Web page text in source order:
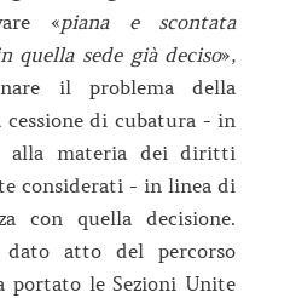
«piana e scontata
quella sede già deciso»,
il problema della
di cubatura - in
alla materia dei diritti
considerati - in linea di
con quella decisione.
dato atto del percorso
portato le Sezioni Unite